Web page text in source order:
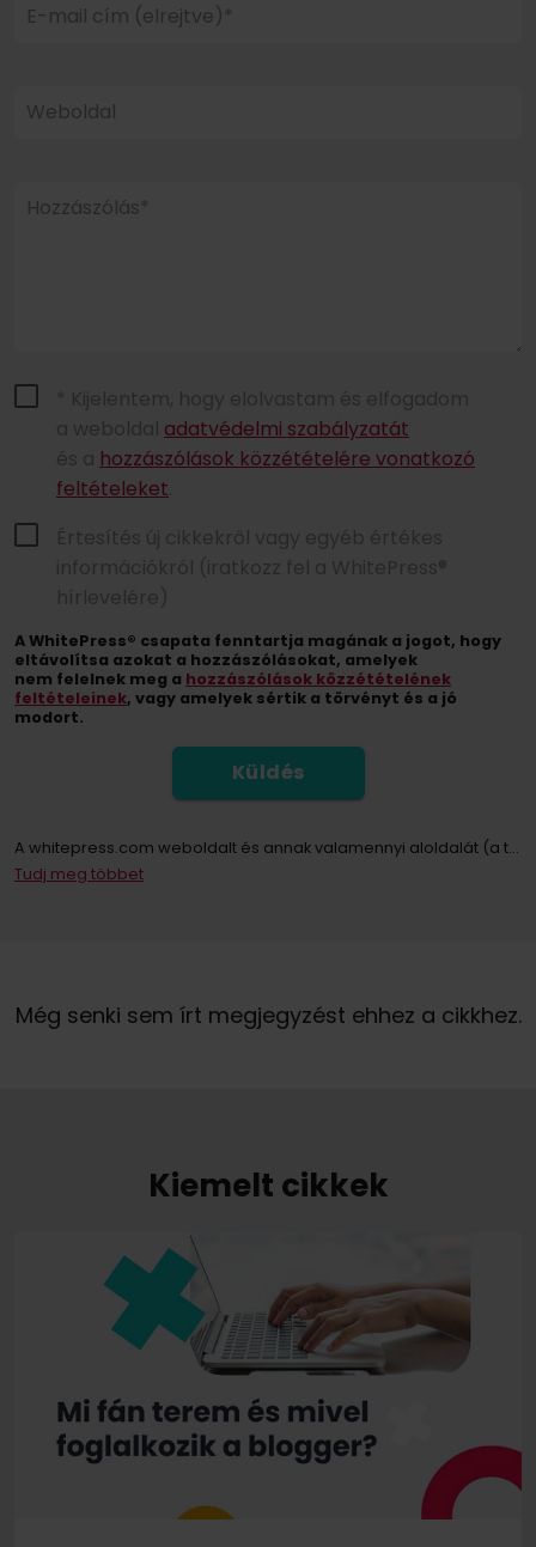
E-mail cím (elrejtve)*
Weboldal
Hozzászólás*
* Kijelentem, hogy elolvastam és elfogadom
a weboldal adatvédelmi szabályzatát
és a hozzászólások közzétételére vonatkozó
feltételeket
Értesítés új cikkekről vagy egyéb értékes
információkról (iratkozz fel a WhitePress®
hírlevelére)
A WhitePress® csapata fenntartja magának a jogot, hogy
eltávolítsa azokat a hozzászólásokat, amelyek
nem felelnek meg a hozzászólások közzétételének
feltételeinek, vagy amelyek sértik a törvényt és a jó
modort.
Küldés
A whitepress.com weboldalt és annak valamennyi aloldalát (a továbbiakban: Weboldal) használó személyek személyes adatainak kezelője az Európai Parlament és a Tanács 2016. április 27-i (EU) 2016/679 rendelete értelmében a személyes adatok feldolgozásával és az ilyen adatok szabad áramlásával, valamint a 95/46/EK irányelv (a továbbiakban: GDPR) hatályon kívül helyezése tekintetében közösen „WhitePress Kft, amelynek székhelye 2161 Csomád, Verebeshegy utca 11 és bekerült a Bielsko-Biała Kerületi Bíróság által vezetett Nemzeti Bírósági Nyilvántartás vállalkozói nyilvántartásába, az Országos Bírósági Nyilvántartás 8. Kereskedelmi Osztálya KRS-számon: 0000651339, NIP: 9372667797, REGON: 243400145 és egyéb cégek a
A hírlevélre való feliratkozással Ön hozzájárul ahhoz, hogy a WhitePress Kft. által kínált szolgáltatások és áruk közvetlen marketingjével kapcsolatos kereskedelmi információk elektronikus kommunikációs eszközökön, különösen e-mailen keresztül küldjenek. és megbízható üzleti partnerei, akik érdeklődnek saját termékeik vagy szolgáltatásaik értékesítésében. Személyes adatai kezelésének jogalapja az Ön hozzájárulása (GDPR 6. cikk (1) bekezdés a) pont).
Tudj meg többet
Még senki sem írt megjegyzést ehhez a cikkhez.
Kiemelt cikkek